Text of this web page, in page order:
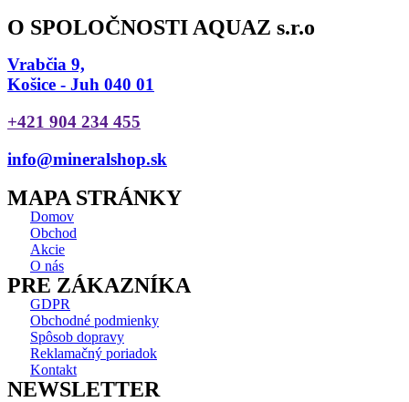
O SPOLOČNOSTI AQUAZ s.r.o
Vrabčia 9,
Košice - Juh 040 01
+421 904 234 455
info@mineralshop.sk
MAPA STRÁNKY
Domov
Obchod
Akcie
O nás
PRE ZÁKAZNÍKA
GDPR
Obchodné podmienky
Spôsob dopravy
Reklamačný poriadok
Kontakt
NEWSLETTER